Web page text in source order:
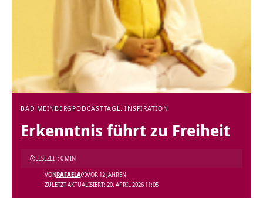
BAD MEINBERG PODCASTTÄGL. INSPIRATION
Erkenntnis führt zu Freiheit
ZULETZT AKTUALISIERT: 20. APRIL 2026 11:05
VONRAFAELA VOR 12 JAHREN
LESEZEIT: 0 MIN